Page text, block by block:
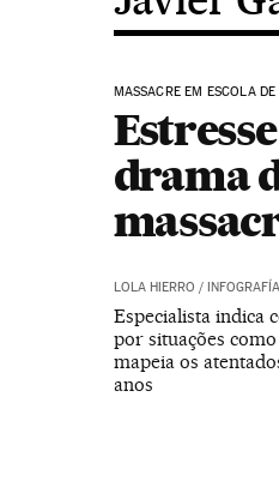
MASSACRE EM ESCOLA DE
drama
LOLA HIERRO /
Especialista indica
por situações como
mapeia os
anos